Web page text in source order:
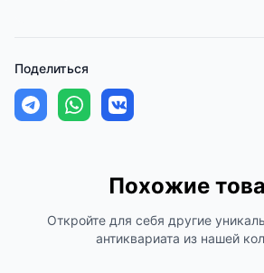
Поделиться
Похожие
Откройте для себя другие
антиквариата из нашей